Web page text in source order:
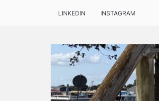
LINKEDIN INSTAGRAM